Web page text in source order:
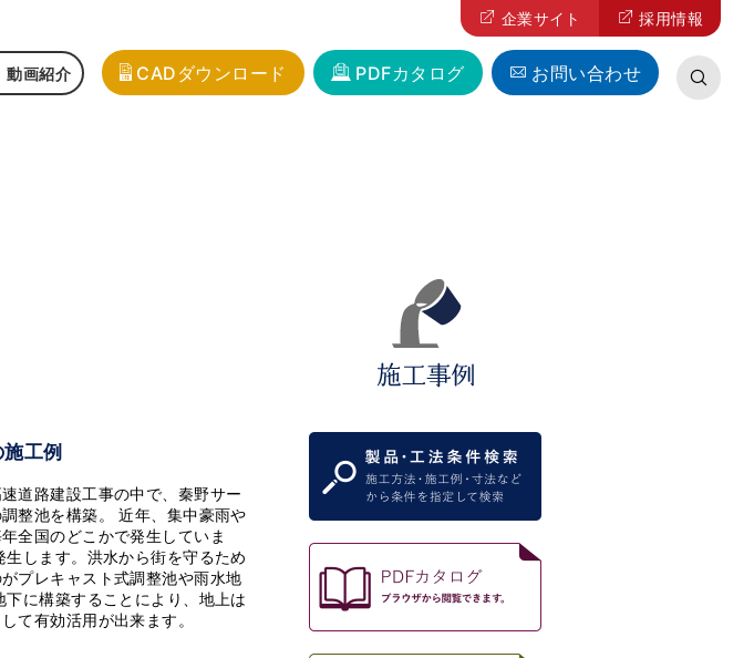
動画紹介 CADダウンロード PDFカタログ お問い合わせ
企業サイト 採用情報
工例
道路建設工事の中で、秦野サー
整池を構築。 近年、集中豪雨や
全国のどこかで発生していま
します。洪水から街を守るため
プレキャスト式調整池や雨水地
に構築することにより、地上は
て有効活用が出来ます。